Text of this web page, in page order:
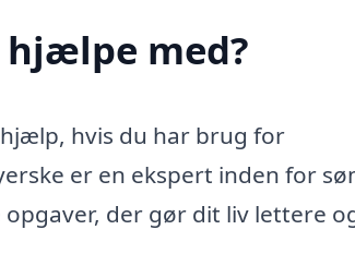
hjælpe med?
hvis du har brug for
er en ekspert inden for
der gør dit liv lettere